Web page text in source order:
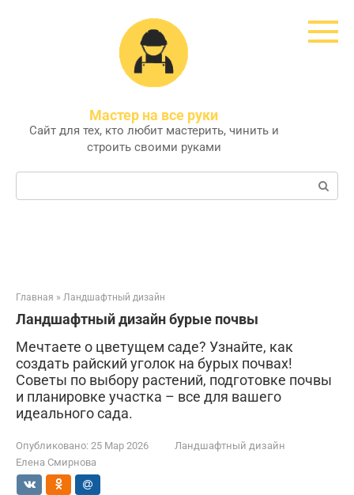
Мастер на все руки
Сайт для тех, кто любит мастерить, чинить и
строить своими руками
Поиск:
Главная » Ландшафтный дизайн
Ландшафтный дизайн бурые почвы
Мечтаете о цветущем саде? Узнайте, как
создать райский уголок на бурых почвах!
Советы по выбору растений, подготовке почвы
и планировке участка – все для вашего
идеального сада.
Опубликовано: 25 Мар 2026
Ландшафтный дизайн
Елена Смирнова